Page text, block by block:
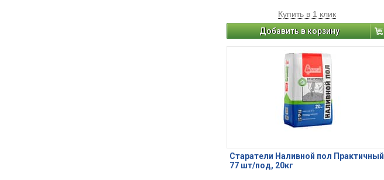
Купить в 1 клик
Добавить в корзину
Старатели Наливной пол Практичный
77 шт/под, 20кг